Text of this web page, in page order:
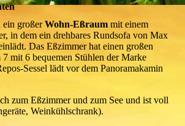
ein großerWohn-Eßraum mit einem
in dem ein drehbares Rundsofa von Max
Das Eßzimmer hat einen großen
mit 6 bequemen Stühlen der Marke
Sessel lädt vor dem Panoramakamin
zum Eßzimmer und zum See und ist voll
Weinkühlschrank).